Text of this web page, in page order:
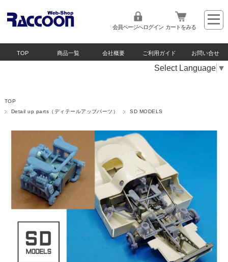
会員ページへログイン カートをみる
TOP 商品一覧 会社概要 ご利用ガイド お問い合せ
Select Language ▼
TOP
Detail up parts（ディテールアップパーツ）
SD MODELS